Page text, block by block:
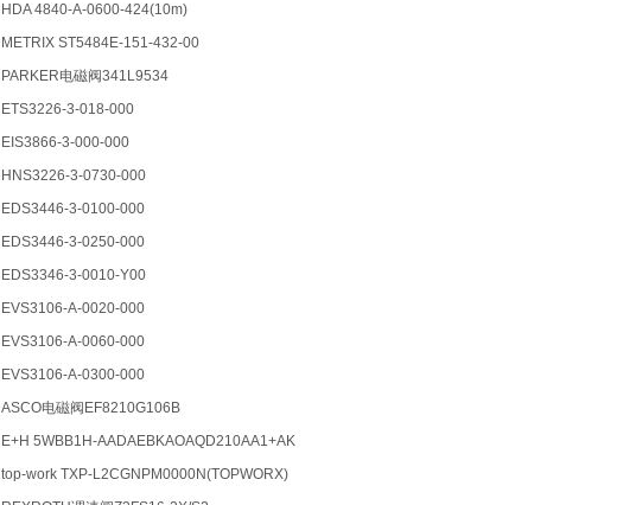
HDA 4840-A-0600-424(10m)
METRIX ST5484E-151-432-00
PARKER电磁阀341L9534
ETS3226-3-018-000
EIS3866-3-000-000
HNS3226-3-0730-000
EDS3446-3-0100-000
EDS3446-3-0250-000
EDS3346-3-0010-Y00
EVS3106-A-0020-000
EVS3106-A-0060-000
EVS3106-A-0300-000
ASCO电磁阀EF8210G106B
E+H 5WBB1H-AADAEBKAOAQD210AA1+AK
top-work TXP-L2CGNPM0000N(TOPWORX)